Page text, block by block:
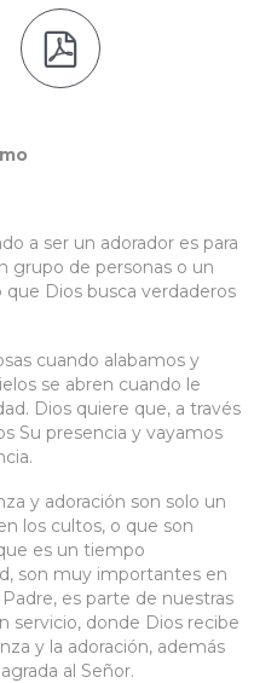

a ser un adorador es para
grupo de personas o un
que Dios busca verdaderos
cuando alabamos y
se abren cuando le
Dios quiere que, a través
Su presencia y vayamos
y adoración son solo un
los cultos, o que son
es un tiempo
son muy importantes en
es parte de nuestras
servicio, donde Dios recibe
y la adoración, además
al Señor.